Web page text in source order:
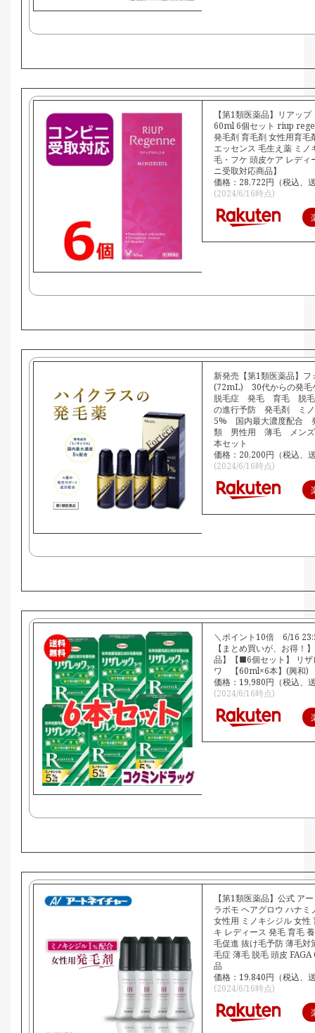
【第1類医薬品】リアッ
60ml 6個セット riup
発毛剤 育毛剤 女性用育毛
エッセンス 毛生え薬 ミノ
毛・フケ 頭皮ケア レディ
ニ受取対応商品】
価格：28,722円（税込、
(2024/6/16時点)
新発売【第1類医薬品】フ
(72mL) 30代からの発
脱毛症 発毛 育毛 脱毛
の進行予防 発毛剤 ミノ
5% 国内最大濃度配合
類 男性用 薄毛 メン
本セット
価格：20,200円（税込、
(2024/6/16時点)
＼ポイント10倍 6/16
【まとめ買いが、お得！
品】【■6個セット】 リザ
ワ 【60ml×6本】(興和)
価格：19,980円（税込、
(2024/6/16時点)
【第1類医薬品】公式 ア
ラボモ ヘアグロウ ハナミ
女性用 ミノキシジル 女性
キ レディース 発毛 育毛
毛促進 抜け毛予防 薄毛対
毛症 薄毛 脱毛 頭皮
品
価格：19,840円（税込、
(2024/6/16時点)